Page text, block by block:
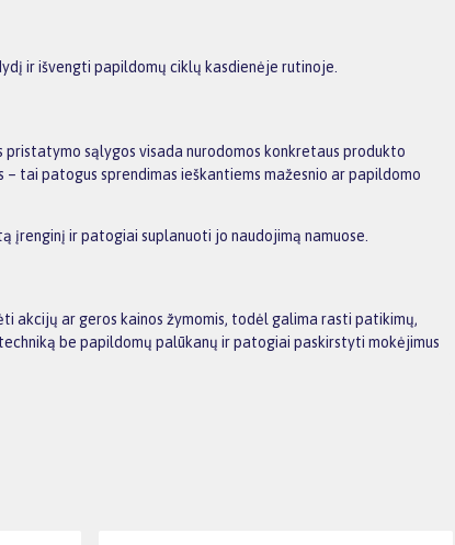
ir išvengti papildomų ciklų kasdienėje rutinoje.
pristatymo sąlygos visada nurodomos konkretaus produkto
tai patogus sprendimas ieškantiems mažesnio ar papildomo
įrenginį ir patogiai suplanuoti jo naudojimą namuose.
akcijų ar geros kainos žymomis, todėl galima rasti patikimų,
be papildomų palūkanų ir patogiai paskirstyti mokėjimus